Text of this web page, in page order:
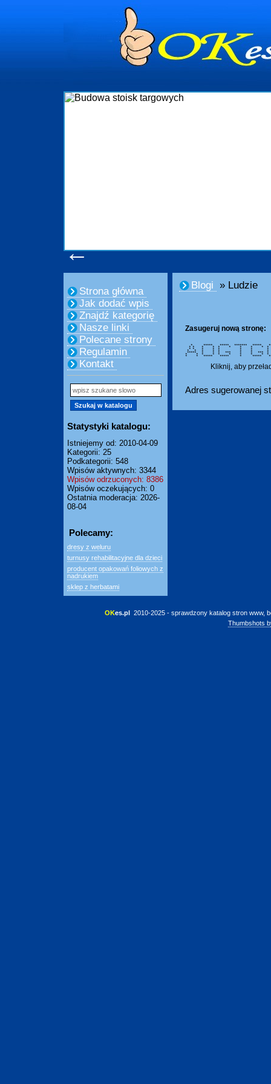
←
Strona główna
Jak dodać wpis
Znajdź kategorię
Nasze linki
Polecane strony
Regulamin
Kontakt
Statystyki katalogu:
Istniejemy od: 2010-04-09
Kategorii: 25
Podkategorii: 548
Wpisów aktywnych: 3344
Wpisów odrzuconych: 8386
Wpisów oczekujących: 0
Ostatnia moderacja: 2026-
08-04
Polecamy:
dresy z weluru
turnusy rehabilitacyjne dla dzieci
producent opakowań foliowych z
nadrukiem
sklep z herbatami
Blogi » Ludzie
Zasugeruj nową stronę:
* ***** ***** ******* *****
* * * * * * * *
* * * * * *
* * * * * * *
***** * * * *** *
* * * * * * * *
* * ***** ***** * ***** *****
Kliknij, aby
Adres sugerowanej
OKes.pl 2010-2025 - sprawdzony katalog stron www,
Thumbshots